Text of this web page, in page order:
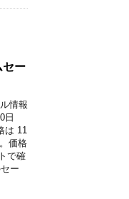
セー
情報
日
は 11
価格
で確
ー